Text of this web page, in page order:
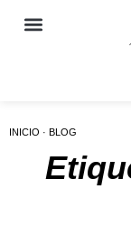
INICIO · BLOG